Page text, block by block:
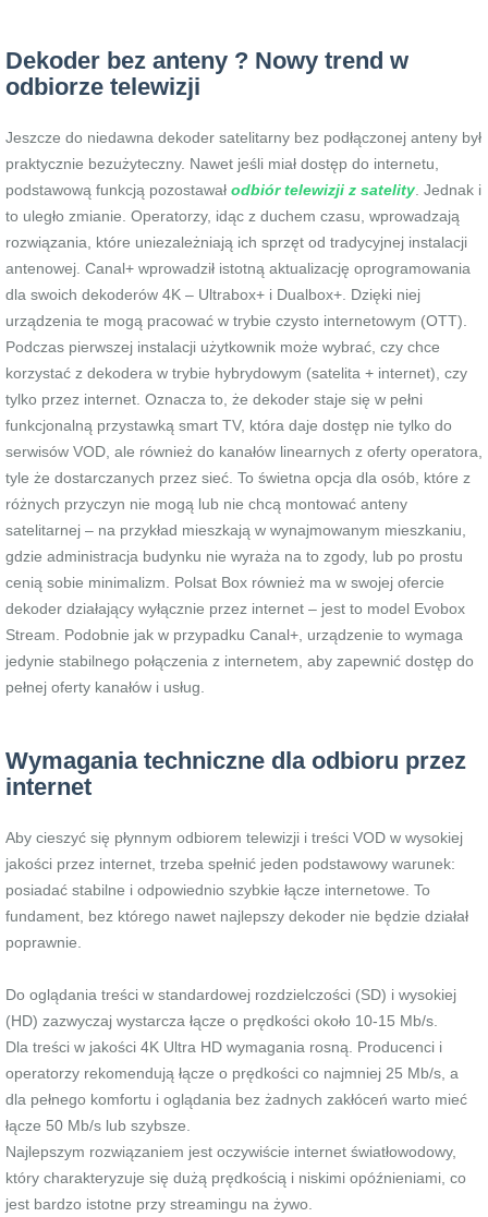
Dekoder bez anteny ? Nowy trend w
odbiorze telewizji
Jeszcze do niedawna dekoder satelitarny bez podłączonej anteny był
praktycznie bezużyteczny. Nawet jeśli miał dostęp do internetu,
podstawową funkcją pozostawał odbiór telewizji z satelity . Jednak i
to uległo zmianie. Operatorzy, idąc z duchem czasu, wprowadzają
rozwiązania, które uniezależniają ich sprzęt od tradycyjnej instalacji
antenowej. Canal+ wprowadził istotną aktualizację oprogramowania
dla swoich dekoderów 4K – Ultrabox+ i Dualbox+. Dzięki niej
urządzenia te mogą pracować w trybie czysto internetowym (OTT).
Podczas pierwszej instalacji użytkownik może wybrać, czy chce
korzystać z dekodera w trybie hybrydowym (satelita + internet), czy
tylko przez internet. Oznacza to, że dekoder staje się w pełni
funkcjonalną przystawką smart TV, która daje dostęp nie tylko do
serwisów VOD, ale również do kanałów linearnych z oferty operatora,
tyle że dostarczanych przez sieć. To świetna opcja dla osób, które z
różnych przyczyn nie mogą lub nie chcą montować anteny
satelitarnej – na przykład mieszkają w wynajmowanym mieszkaniu,
gdzie administracja budynku nie wyraża na to zgody, lub po prostu
cenią sobie minimalizm. Polsat Box również ma w swojej ofercie
dekoder działający wyłącznie przez internet – jest to model Evobox
Stream. Podobnie jak w przypadku Canal+, urządzenie to wymaga
jedynie stabilnego połączenia z internetem, aby zapewnić dostęp do
pełnej oferty kanałów i usług.
Wymagania techniczne dla odbioru przez
internet
Aby cieszyć się płynnym odbiorem telewizji i treści VOD w wysokiej
jakości przez internet, trzeba spełnić jeden podstawowy warunek:
posiadać stabilne i odpowiednio szybkie łącze internetowe. To
fundament, bez którego nawet najlepszy dekoder nie będzie działał
poprawnie.
Do oglądania treści w standardowej rozdzielczości (SD) i wysokiej
(HD) zazwyczaj wystarcza łącze o prędkości około 10-15 Mb/s.
Dla treści w jakości 4K Ultra HD wymagania rosną. Producenci i
operatorzy rekomendują łącze o prędkości co najmniej 25 Mb/s, a
dla pełnego komfortu i oglądania bez żadnych zakłóceń warto mieć
łącze 50 Mb/s lub szybsze.
Najlepszym rozwiązaniem jest oczywiście internet światłowodowy,
który charakteryzuje się dużą prędkością i niskimi opóźnieniami, co
jest bardzo istotne przy streamingu na żywo.